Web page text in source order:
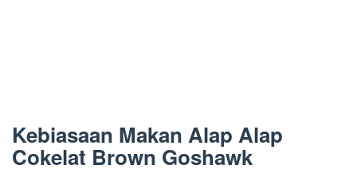
Kebiasaan Makan Alap Alap
Cokelat Brown Goshawk